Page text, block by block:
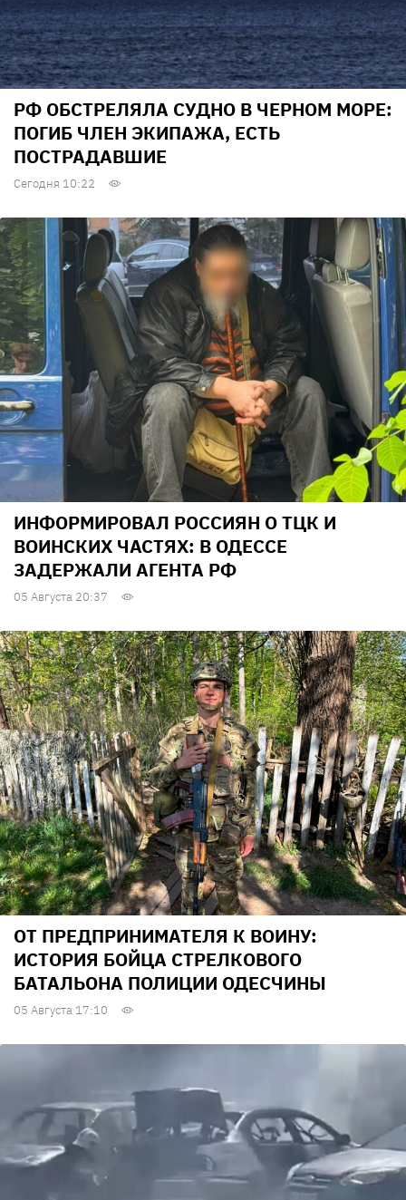
РФ ОБСТРЕЛЯЛА СУДНО В ЧЕРНОМ МОРЕ:
ПОГИБ ЧЛЕН ЭКИПАЖА, ЕСТЬ
ПОСТРАДАВШИЕ
Сегодня 10:22
ИНФОРМИРОВАЛ РОССИЯН О ТЦК И
ВОИНСКИХ ЧАСТЯХ: В ОДЕССЕ
ЗАДЕРЖАЛИ АГЕНТА РФ
05 Августа 20:37
ОТ ПРЕДПРИНИМАТЕЛЯ К ВОИНУ:
ИСТОРИЯ БОЙЦА СТРЕЛКОВОГО
БАТАЛЬОНА ПОЛИЦИИ ОДЕСЧИНЫ
05 Августа 17:10